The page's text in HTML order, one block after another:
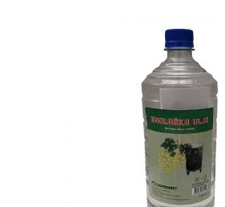
Pogledajte što
u ponudi
DODAJ U KOŠARICU